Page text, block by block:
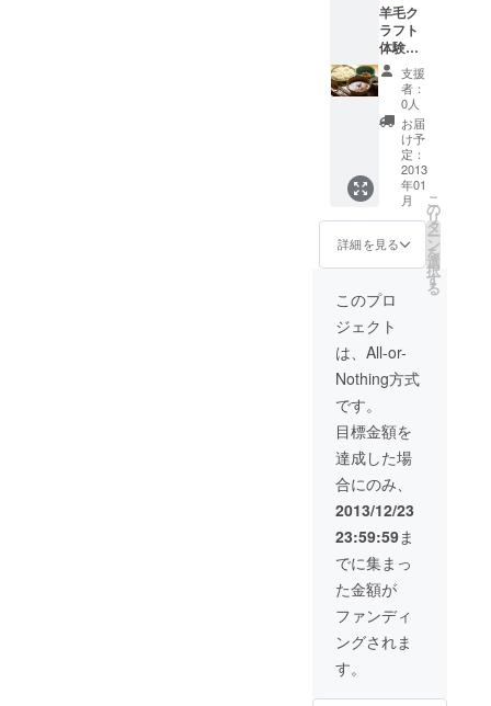
羊毛ク
ラフト
体験と
カフェ
のカ
レー
セット
招待券
支援
者：
0人
お届
け予
定：
2013
年01
月
詳細を見る
こ
の
リ
タ
ー
ン
を
選
択
す
る
このプロ
ジェクト
は、All-or-
Nothing方式
です。
目標金額を
達成した場
合にのみ、
2013/12/23
23:59:59ま
でに集まっ
た金額が
ファンディ
ングされま
す。